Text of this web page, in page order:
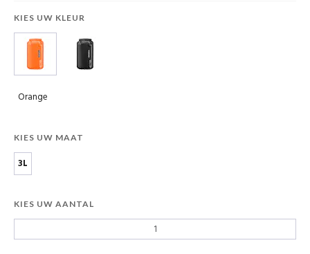
KIES UW KLEUR
Orange
KIES UW MAAT
3L
KIES UW AANTAL